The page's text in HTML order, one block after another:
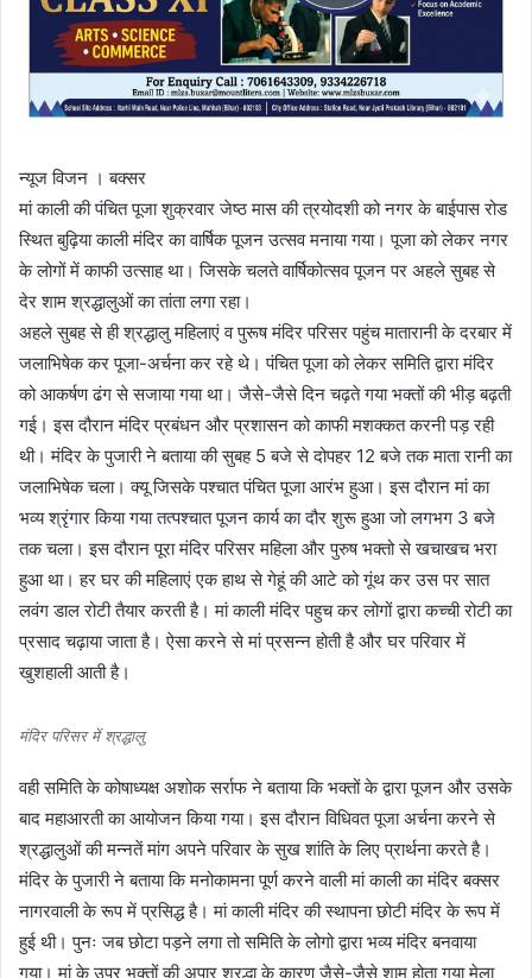
न्यूज विजन । बक्सर
मां काली की पंचित पूजा शुक्रवार जेष्ठ मास की त्रयोदशी को नगर के बाईपास रोड
स्थित बुढ़िया काली मंदिर का वार्षिक पूजन उत्सव मनाया गया। पूजा को लेकर नगर
के लोगों में काफी उत्साह था। जिसके चलते वार्षिकोत्सव पूजन पर अहले सुबह से
देर शाम श्रद्धालुओं का तांता लगा रहा।
अहले सुबह से ही श्रद्धालु महिलाएं व पुरूष मंदिर परिसर पहुंच मातारानी के दरबार में
जलाभिषेक कर पूजा-अर्चना कर रहे थे। पंचित पूजा को लेकर समिति द्वारा मंदिर
को आकर्षण ढंग से सजाया गया था। जैसे-जैसे दिन चढ़ते गया भक्तों की भीड़ बढ़ती
गई। इस दौरान मंदिर प्रबंधन और प्रशासन को काफी मशक्कत करनी पड़ रही
थी। मंदिर के पुजारी ने बताया की सुबह 5 बजे से दोपहर 12 बजे तक माता रानी का
जलाभिषेक चला। क्यू जिसके पश्चात पंचित पूजा आरंभ हुआ। इस दौरान मां का
भव्य श्रृंगार किया गया तत्पश्चात पूजन कार्य का दौर शुरू हुआ जो लगभग 3 बजे
तक चला। इस दौरान पूरा मंदिर परिसर महिला और पुरुष भक्तो से खचाखच भरा
हुआ था। हर घर की महिलाएं एक हाथ से गेहूं की आटे को गूंथ कर उस पर सात
लवंग डाल रोटी तैयार करती है। मां काली मंदिर पहुच कर लोगों द्वारा कच्ची रोटी का
प्रसाद चढ़ाया जाता है। ऐसा करने से मां प्रसन्न होती है और घर परिवार में
खुशहाली आती है।
मंदिर परिसर में श्रद्धालु
वही समिति के कोषाध्यक्ष अशोक सर्राफ ने बताया कि भक्तों के द्वारा पूजन और उसके
बाद महाआरती का आयोजन किया गया। इस दौरान विधिवत पूजा अर्चना करने से
श्रद्धालुओं की मन्नतें मांग अपने परिवार के सुख शांति के लिए प्रार्थना करते है।
मंदिर के पुजारी ने बताया कि मनोकामना पूर्ण करने वाली मां काली का मंदिर बक्सर
नागरवाली के रूप में प्रसिद्ध है। मां काली मंदिर की स्थापना छोटी मंदिर के रूप में
हुई थी। पुनः जब छोटा पड़ने लगा तो समिति के लोगो द्वारा भव्य मंदिर बनवाया
गया। मां के उपर भक्तों की अपार श्रद्धा के कारण जैसे-जैसे शाम होता गया मेला